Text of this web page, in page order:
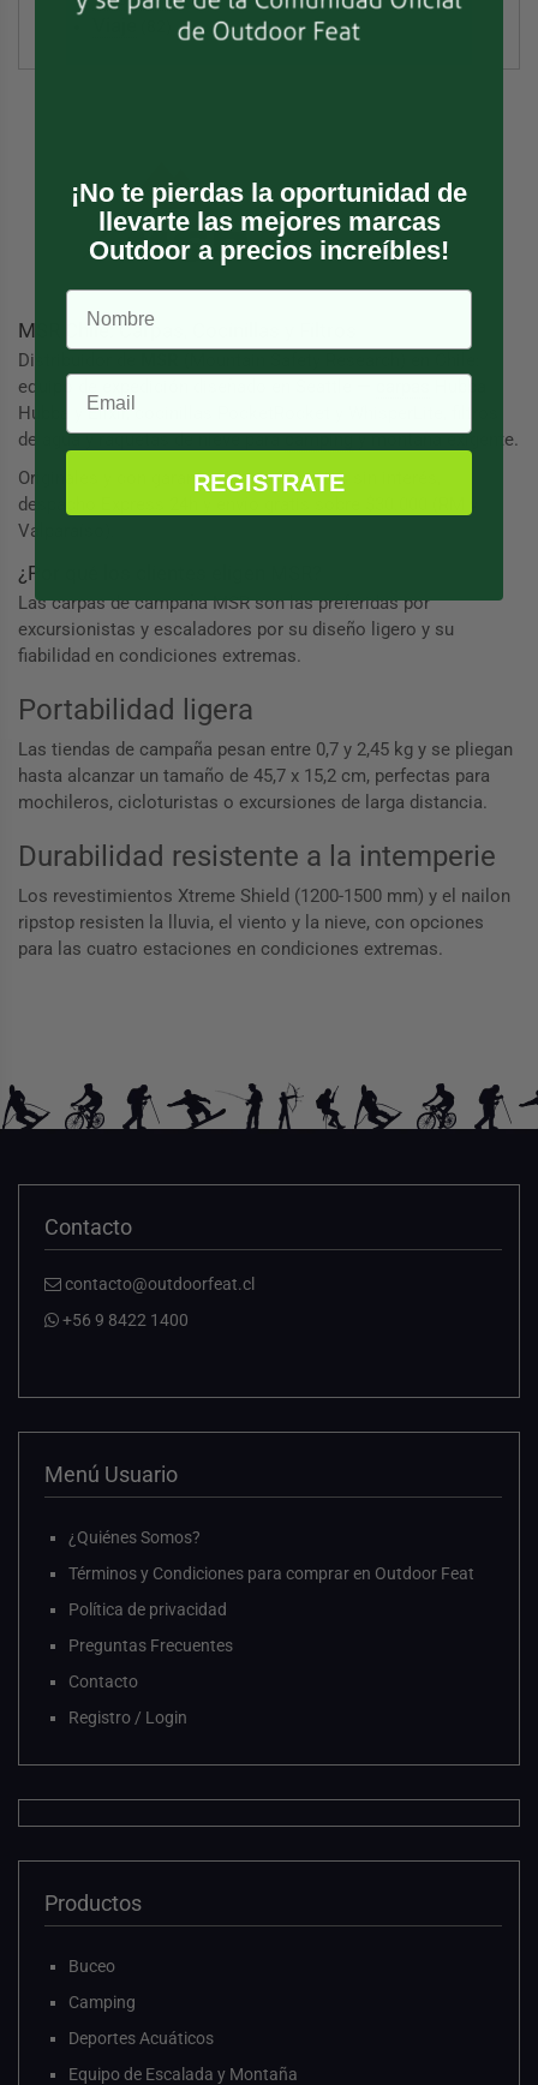
MSR Chile: Carpas, Cocinillas y Filtros
Distribuidor de
equipo de expedición diseñado en Seattle —
Hubba y Elixir, cocinillas PocketRocket y WhisperLite, filtros
de agua y raquetas de nieve paracampingy montaña exigente.
Originales y con garantía. Hasta 3 cuotas sin interés,
despacho Express 24h y envío gratis sobre $30.000 (RM y
Valparaíso).
¿Por qué los clientes eligen MSR?
Las carpas de campaña MSR son las preferidas por
excursionistas y escaladores por su diseño ligero y su
fiabilidad en condiciones extremas.
Portabilidad ligera
Las tiendas de campaña pesan entre 0,7 y 2,45 kg y se pliegan
hasta alcanzar un tamaño de 45,7 x 15,2 cm, perfectas para
mochileros, cicloturistas o excursiones de larga distancia.
Durabilidad resistente a la intemperie
Los revestimientos Xtreme Shield (1200-1500 mm) y el nailon
ripstop resisten la lluvia, el viento y la nieve, con opciones
para las cuatro estaciones en condiciones extremas.
Contacto
contacto@outdoorfeat.cl
+56 9 8422 1400
Menú Usuario
¿Quiénes Somos?
Términos y Condiciones para comprar en Outdoor Feat
Política de privacidad
Preguntas Frecuentes
Contacto
Registro / Login
Productos
Buceo
Camping
Deportes Acuáticos
Equipo de Escalada y Montaña
¡No te pierdas la oportunidad de
llevarte las mejores marcas
Outdoor a precios increíbles!
REGISTRATE